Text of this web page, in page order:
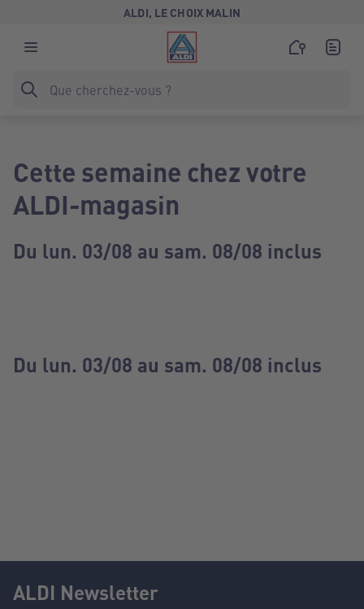
ALDI, LE CHOIX MALIN
Cette semaine chez votre
ALDI-magasin
Du lun. 03/08 au sam. 08/08 inclus
Du lun. 03/08 au sam. 08/08 inclus
ALDI Newsletter